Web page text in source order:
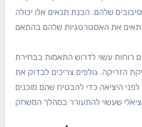
והשפעתם על
המשחק
להשפיע מאוד על מדדי ביצוע של
הגולף. גורמים כמו רוח, טמפרטורה
על איך הכדור נע ואיך השחקנים
שלהם. הבנת תנאים אלו יכולה